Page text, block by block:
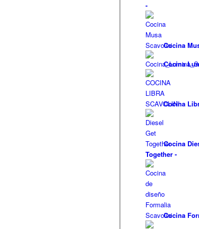
-
Cocina
Cocina
Cocina
Cocina
Together -
Cocina